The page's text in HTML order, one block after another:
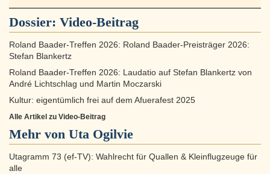
Dossier: Video-Beitrag
Roland Baader-Treffen 2026: Roland Baader-Preisträger 2026:
Stefan Blankertz
Roland Baader-Treffen 2026: Laudatio auf Stefan Blankertz von
André Lichtschlag und Martin Moczarski
Kultur: eigentümlich frei auf dem Afuerafest 2025
Alle Artikel zu Video-Beitrag
Mehr von Uta Ogilvie
Utagramm 73 (ef-TV): Wahlrecht für Quallen & Kleinflugzeuge für
alle